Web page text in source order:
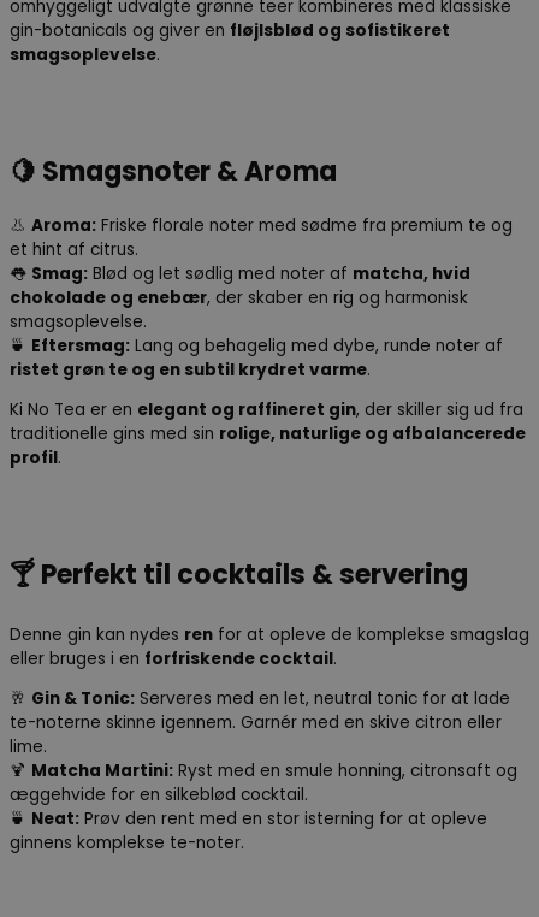
omhyggeligt udvalgte grønne teer kombineres med klassiske
gin-botanicals og giver en fløjlsblød og sofistikeret
smagsoplevelse.
🍋 Smagsnoter & Aroma
👃 Aroma: Friske florale noter med sødme fra premium te og
et hint af citrus.
👅 Smag: Blød og let sødlig med noter af matcha, hvid
chokolade og enebær, der skaber en rig og harmonisk
smagsoplevelse.
🍵 Eftersmag: Lang og behagelig med dybe, runde noter af
ristet grøn te og en subtil krydret varme.
Ki No Tea er en elegant og raffineret gin, der skiller sig ud fra
traditionelle gins med sin rolige, naturlige og afbalancerede
profil.
🍸Perfekt til cocktails & servering
Denne gin kan nydes ren for at opleve de komplekse smagslag
eller bruges i en forfriskende cocktail.
🥂 Gin & Tonic: Serveres med en let, neutral tonic for at lade
te-noterne skinne igennem. Garnér med en skive citron eller
lime.
🍹 Matcha Martini: Ryst med en smule honning, citronsaft og
æggehvide for en silkeblød cocktail.
🍵 Neat: Prøv den rent med en stor isterning for at opleve
ginnens komplekse te-noter.